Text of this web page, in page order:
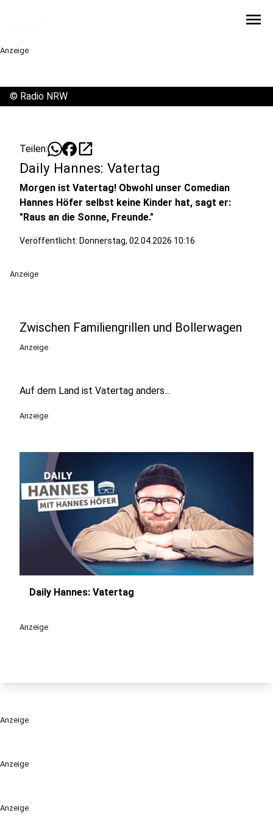
menu
Anzeige
Anzeige
Anzeige
© Radio NRW
Teilen: open_in_new
Daily Hannes: Vatertag
Morgen ist Vatertag! Obwohl unser Comedian
Hannes Höfer selbst keine Kinder hat, sagt er:
"Raus an die Sonne, Freunde."
Veröffentlicht: Donnerstag, 02.04.2026 10:16
Anzeige
Zwischen Familiengrillen und Bollerwagen
Anzeige
Auf dem Land ist Vatertag anders...
Anzeige
Daily Hannes: Vatertag
Anzeige
Anzeige